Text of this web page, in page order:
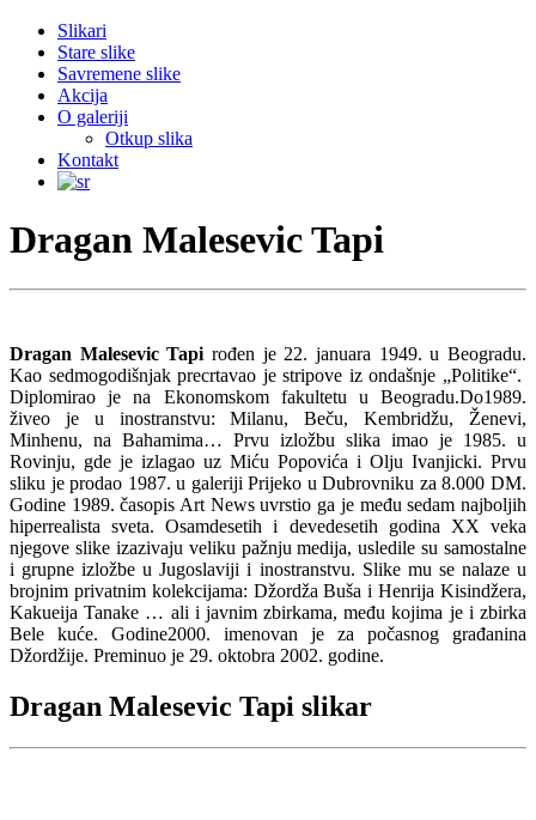
Slikari
Stare slike
Savremene slike
Akcija
O galeriji
Otkup slika
Kontakt
Dragan Malesevic Tapi
Dragan Malesevic Tapi rođen je 22. januara 1949. u Beogradu.
Kao sedmogodišnjak precrtavao je stripove iz ondašnje „Politike“.
Diplomirao je na Ekonomskom fakultetu u Beogradu.Do1989.
živeo je u inostranstvu: Milanu, Beču, Kembridžu, Ženevi,
Minhenu, na Bahamima… Prvu izložbu slika imao je 1985. u
Rovinju, gde je izlagao uz Miću Popovića i Olju Ivanjicki. Prvu
sliku je prodao 1987. u galeriji Prijeko u Dubrovniku za 8.000 DM.
Godine 1989. časopis Art News uvrstio ga je među sedam najboljih
hiperrealista sveta. Osamdesetih i devedesetih godina XX veka
njegove slike izazivaju veliku pažnju medija, usledile su samostalne
i grupne izložbe u Jugoslaviji i inostranstvu. Slike mu se nalaze u
brojnim privatnim kolekcijama: Džordža Buša i Henrija Kisindžera,
Kakueija Tanake … ali i javnim zbirkama, među kojima je i zbirka
Bele kuće. Godine2000. imenovan je za počasnog građanina
Džordžije. Preminuo je 29. oktobra 2002. godine.
Dragan Malesevic Tapi slikar